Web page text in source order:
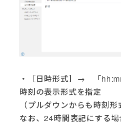
・［日時形式］→ 「
時刻の表示形式を指定
（プルダウンからも時刻形
なお、24時間表記にする場